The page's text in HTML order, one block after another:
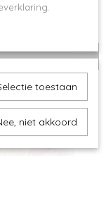
toestaan
niet akkoord